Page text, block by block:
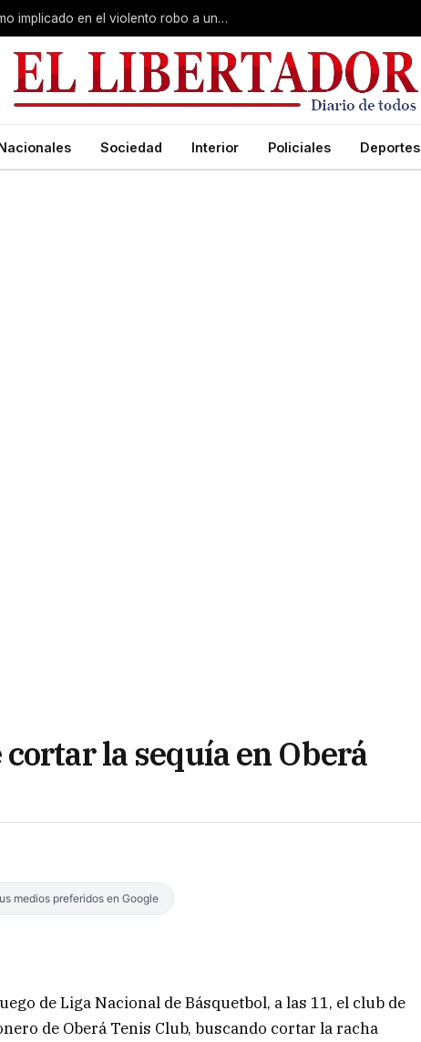
Curuzú Cuatiá: detuvieron a un séptimo implicado en el violento robo a una anciana
Sociedad Interior Policiales Deportes
la sequía en Oberá
medios preferidos en Google
de Liga Nacional de Básquetbol, a las 11, el club de
de Oberá Tenis Club, buscando cortar la racha